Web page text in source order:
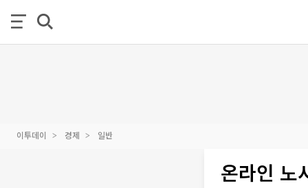
이투데이 경제 일반
온라인 노